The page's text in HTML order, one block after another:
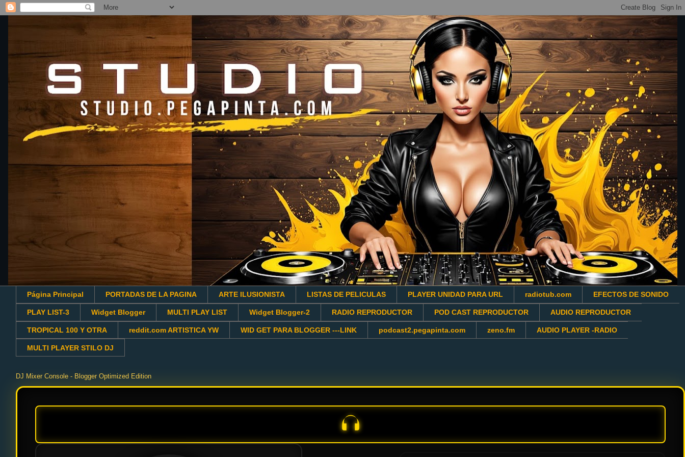
Página Principal PORTADAS DE LA PAGINA ARTE ILUSIONISTA LISTAS DE PELICULAS PLAYER UNIDAD PARA URL radiotub.com EFECTOS DE SONIDO
PLAY LIST-3 Widget Blogger MULTI PLAY LIST Widget Blogger-2 RADIO REPRODUCTOR POD CAST REPRODUCTOR AUDIO REPRODUCTOR
TROPICAL 100 Y OTRA reddit.com ARTISTICA YW WID GET PARA BLOGGER ---LINK podcast2.pegapinta.com zeno.fm AUDIO PLAYER -RADIO
MULTI PLAYER STILO DJ
DJ Mixer Console - Blogger Optimized Edition